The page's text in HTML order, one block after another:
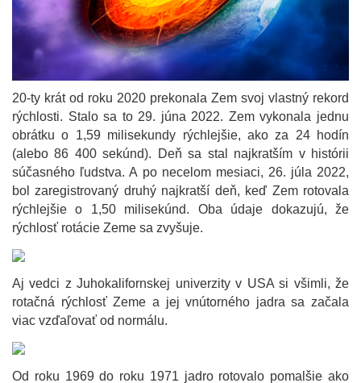
20-ty krát od roku 2020 prekonala Zem svoj vlastný rekord
rýchlosti. Stalo sa to 29. júna 2022. Zem vykonala jednu
obrátku o 1,59 milisekundy rýchlejšie, ako za 24 hodín
(alebo 86 400 sekúnd). Deň sa stal najkratším v histórii
súčasného ľudstva. A po necelom mesiaci, 26. júla 2022,
bol zaregistrovaný druhý najkratší deň, keď Zem rotovala
rýchlejšie o 1,50 milisekúnd. Oba údaje dokazujú, že
rýchlosť rotácie Zeme sa zvyšuje.
Aj vedci z Juhokalifornskej univerzity v USA si všimli, že
rotačná rýchlosť Zeme a jej vnútorného jadra sa začala
viac vzďaľovať od normálu.
Od roku 1969 do roku 1971 jadro rotovalo pomalšie ako